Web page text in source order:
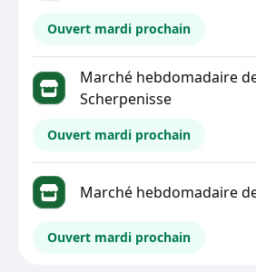
Ouvert mardi prochain
Marché hebdomadaire
Scherpenisse
Ouvert mardi prochain
Marché hebdomadaire
Ouvert mardi prochain